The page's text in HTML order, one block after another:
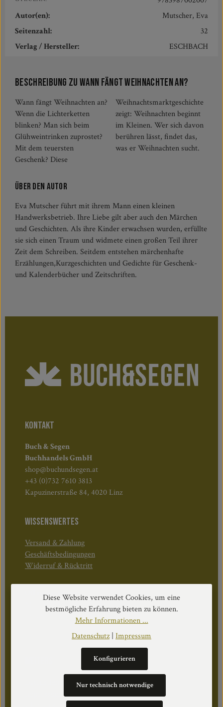
Autor(en):
Mutscher, Eva
Seitenzahl:
32
Verlag / Hersteller:
ESCHBACH
Beschreibung zu Wann fängt Weihnachten an?
Wann fängt Weihnachten an?
Wenn die Lichterketten
blinken? Man sich beim
Glühweintrinken zuprostet?
Mit dem teuersten
Geschenk? Diese
Weihnachtsmarktgeschichte
zeigt: Weihnachten beginnt
im Kleinen. Wer sich davon
berühren lässt, findet das,
was er Weihnachten sucht.
Über den Autor
Eva Mutscher führt mit ihrem Mann einen kleinen
Handwerksbetrieb. Ihre Liebe gilt aber auch den Märchen
und Geschichten. Als ihre Kinder erwachsen wurden, erfüllte
sie sich einen Traum und widmete einen großen Teil ihrer
Zeit dem Schreiben. Seitdem entstehen märchenhafte
Erzählungen,Kurzgeschichten und Gedichte für Geschenk-
und Kalenderbücher und Zeitschriften.
KONTAKT
Buch & Segen
Buchhandels GmbH
shop@buchundsegen.at
+43 (0)732 7610 3813
Kapuzinerstraße 84, 4020 Linz
WISSENSWERTES
Versand & Zahlung
Geschäftsbedingungen
Widerruf & Rücktritt
Öffnungszeiten:
Mo–Do: 08:30–17:00 Uhr
Fr: 08:30–12:30 Uhr
Diese Website verwendet Cookies, um eine
bestmögliche Erfahrung bieten zu können.
Mehr Informationen ...
Datenschutz| Impressum
Nur technisch notwendige
Konfigurieren